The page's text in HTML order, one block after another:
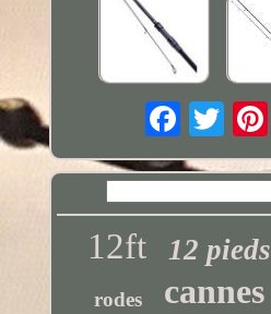
12ft 12 pieds
rodes cannes